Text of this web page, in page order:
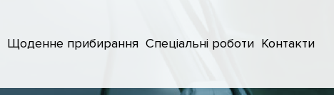
Щоденне прибирання Спеціальні роботи Контакти